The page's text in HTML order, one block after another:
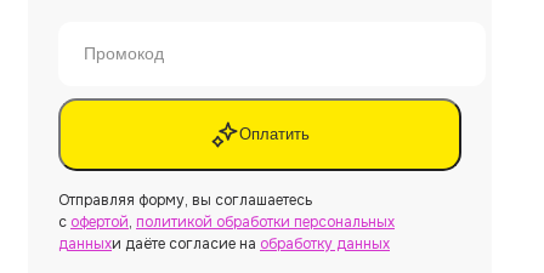
Оплатить
Отправляя форму, вы соглашаетесь
с офертой, политикой обработки персональных
данныхи даёте согласие на обработку данных